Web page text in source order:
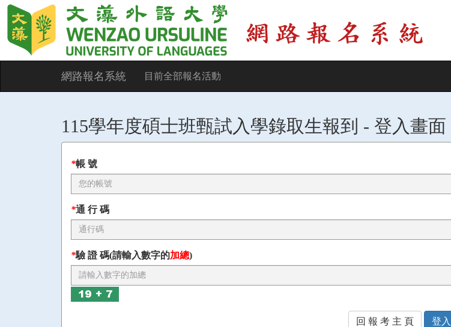
網路報名系統 目前全部報名活動
115學年度碩士班甄試入學錄取生報到 - 登入畫面
*帳 號
*通 行 碼
*驗 證 碼(請輸入數字的加總)
回 報 考 主 頁 登入